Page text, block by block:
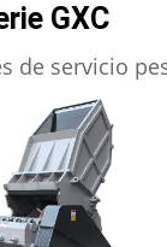
GXC
de servicio
MÁS